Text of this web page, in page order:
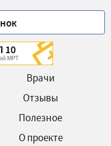
Врачи
Отзывы
Полезное
О проекте